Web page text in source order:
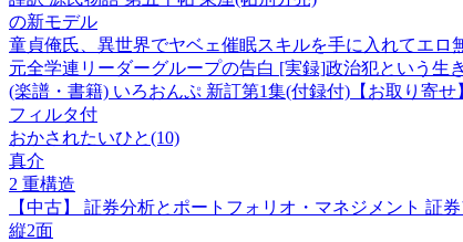
の新モデル
童貞俺氏、異世界でヤベェ催眠スキルを手に入れてエロ
元全学連リーダーグループの告白 [実録]政治犯という生
(楽譜・書籍) いろおんぷ 新訂第1集(付録付)【お取り寄せ
フィルタ付
おかされたいひと(10)
真介
2 重構造
【中古】 証券分析とポートフォリオ・マネジメント 証
縦2面